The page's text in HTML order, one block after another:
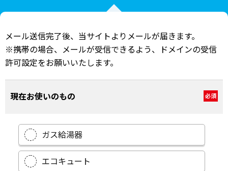
メール送信完了後、当サイトよりメールが届きます。
※携帯の場合、メールが受信できるよう、ドメインの受信
許可設定をお願いいたします。
現在お使いのもの 必須
ガス給湯器
エコキュート